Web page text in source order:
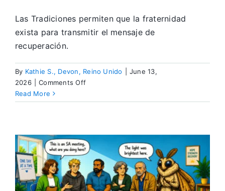
Las Tradiciones permiten que la fraternidad
exista para transmitir el mensaje de
recuperación.
By Kathie S., Devon, Reino Unido
June 13,
2026
Comments Offon
Doce
columna
vertebral
de
SA
Read More